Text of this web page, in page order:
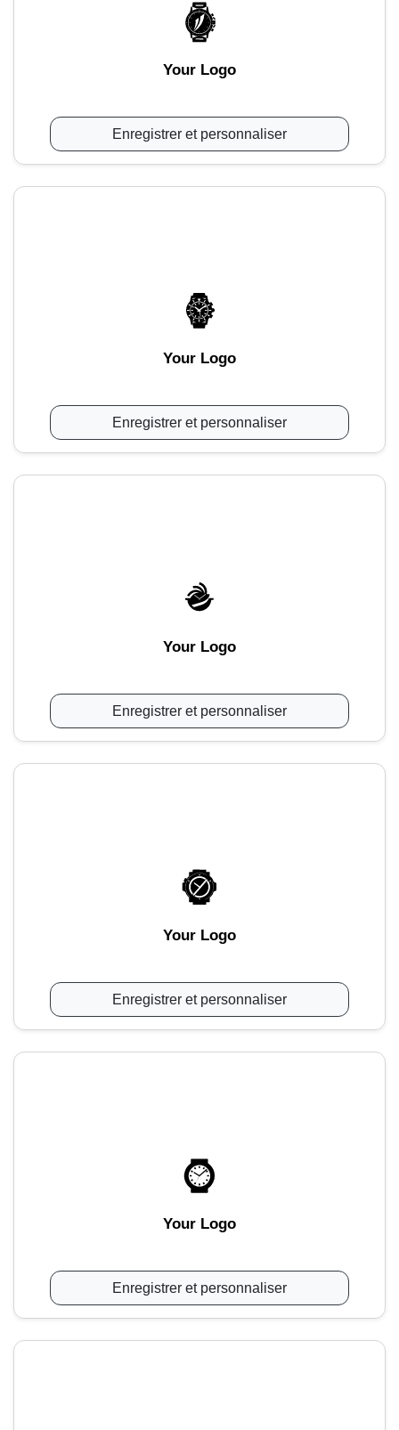
Your Logo
Enregistrer et personnaliser
Your Logo
Enregistrer et personnaliser
Your Logo
Enregistrer et personnaliser
Your Logo
Enregistrer et personnaliser
Your Logo
Enregistrer et personnaliser